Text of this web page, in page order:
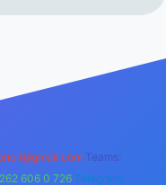
Teams:
606 0 726 Telegram: